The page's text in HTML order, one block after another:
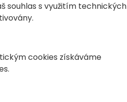
souhlas s využitím technických
cookies získáváme